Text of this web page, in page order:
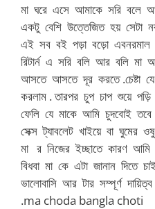
মা ঘরে এসে আমাকে সরি বলে
একটু বেশি উত্তেজিত হয় সেটা
এই সব বই পড়া বড়ো এবনরমাল
রিটার্ন এ সরি বলি আর বলি মা
আসতে আসতে দূর করতে .চেষ্টা
করলাম . তারপর চুপ চাপ শুয়ে
ফেলি যে মাকে আমি চুদবোই
সেক্স ট্যাবলেট খাইয়ে বা
মা র নিজের ইচ্ছাতে কারণ আমি
বিধবা মা কে এটা জানান দিতে
ভালোবাসি আর টার সম্পূর্ণ
.ma choda bangla choti